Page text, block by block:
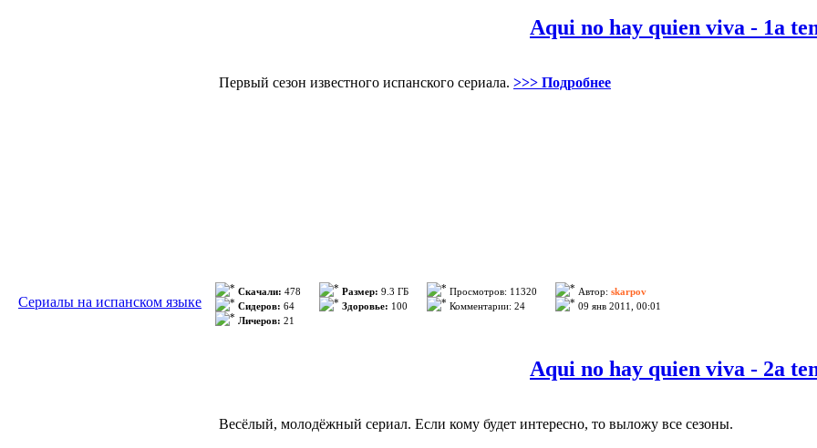
Aqui no hay quien viva - 1a
Первый сезон известного испанского сериала. >>> Подробнее
Сериалы на испанском языке
Скачали: 478
Сидеров: 64
Личеров: 21
Размер: 9.3 ГБ
Здоровье: 100
Просмотров: 11320
Комментарии: 24
Автор: skarpov
09 янв 2011, 00:01
Aqui no hay quien viva - 2a
Весёлый, молодёжный сериал. Если кому будет интересно, то выложу все сезоны.